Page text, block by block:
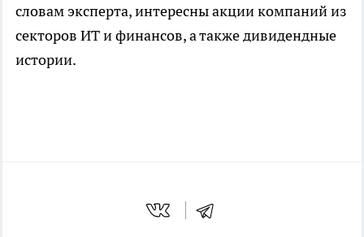
словам эксперта, интересны акции компаний из
секторов ИТ и финансов, а также дивидендные
истории.